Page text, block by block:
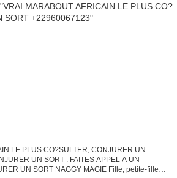
LE PLUS CO?SULTER, CONJURER UN
UN SORT : FAITES APPEL A UN
UN SORT NAGGY MAGIE Fille, petite-fille et